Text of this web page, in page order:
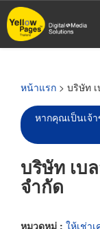
ข้าม
ไป
หน้าแรก > บริษัท
หากคุณเป็นเจ้
บริษัท เบ
จำกัด
หมวดหมู่ : ให้เช่า